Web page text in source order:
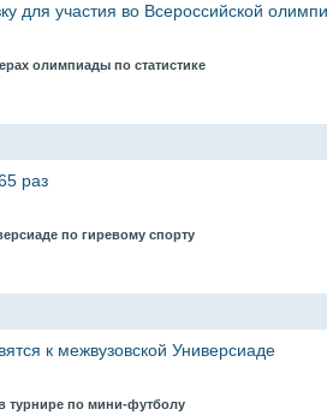
для участия во Всероссийской
олимпиады по статистике
раз
по гиревому спорту
к межвузовской Универсиаде
турнире по мини-футболу